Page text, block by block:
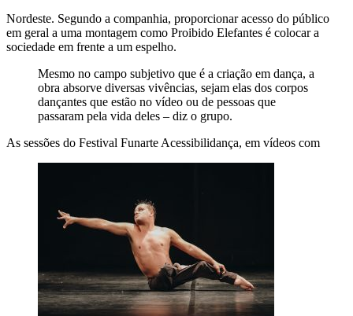
Nordeste. Segundo a companhia, proporcionar acesso do público
em geral a uma montagem como Proibido Elefantes é colocar a
sociedade em frente a um espelho.
Mesmo no campo subjetivo que é a criação em dança, a
obra absorve diversas vivências, sejam elas dos corpos
dançantes que estão no vídeo ou de pessoas que
passaram pela vida deles – diz o grupo.
As sessões do Festival Funarte Acessibilidança, em vídeos com